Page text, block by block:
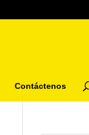
Contáctenos